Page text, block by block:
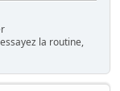
la routine,